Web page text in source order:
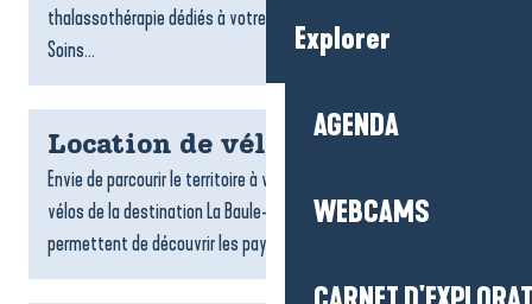
Explorer
AGENDA
WEBCAMS
thalassothérapie dédiés à votre détente et à votre vitalité.
Soins...
Location de vélos
Envie de parcourir le territoire à votre rythme ? Les loueurs de
vélos de la destination La Baule-Presqu’île de Guérande vous
permettent de découvrir les paysages, les villages...